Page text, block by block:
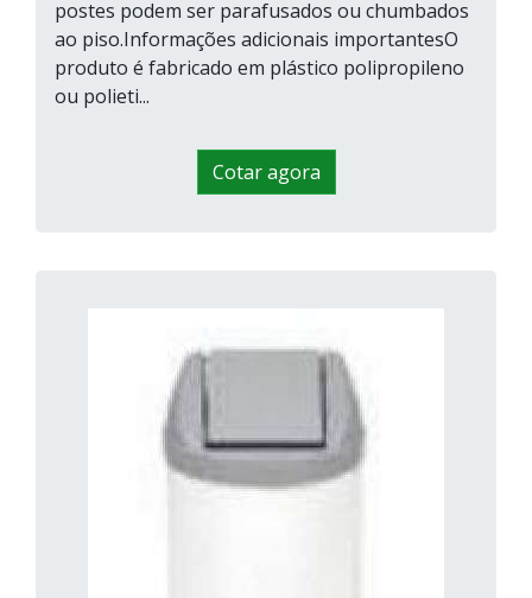
postes podem ser parafusados ou chumbados
ao piso.Informações adicionais importantesO
produto é fabricado em plástico polipropileno
ou polieti...
Cotar agora